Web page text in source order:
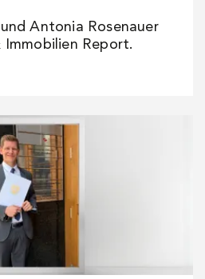
Antonia Rosenauer
Immobilien Report.